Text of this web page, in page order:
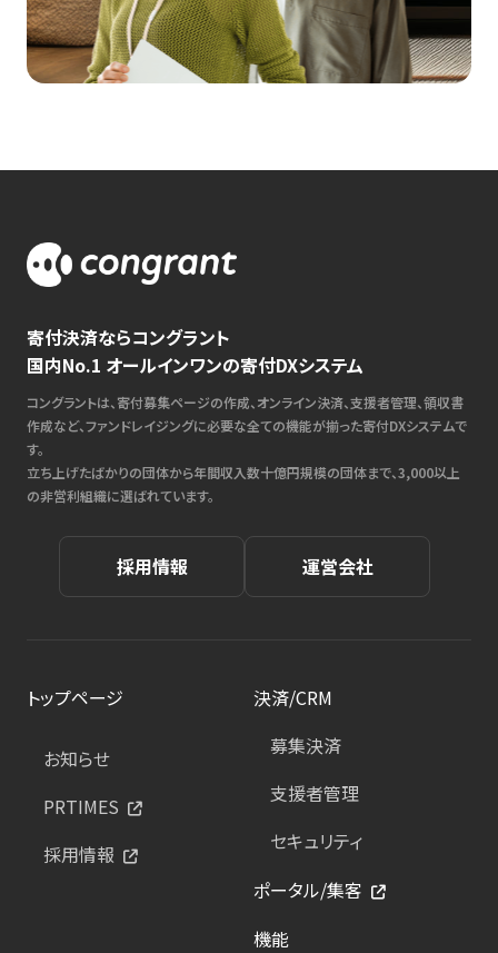
寄付決済ならコングラント
国内No.1 オールインワンの寄付DXシステム
コングラントは、寄付募集ページの作成、オンライン決済、支援者管理、領収書
作成など、ファンドレイジングに必要な全ての機能が揃った寄付DXシステムで
す。
立ち上げたばかりの団体から年間収入数十億円規模の団体まで、3,000以上
の非営利組織に選ばれています。
採用情報 運営会社
トップページ
お知らせ
PRTIMES
採用情報
決済/CRM
募集決済
支援者管理
セキュリティ
ポータル/集客
機能